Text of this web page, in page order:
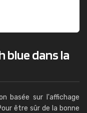
blue dans la
basée sur l'affichage
être sûr de la bonne